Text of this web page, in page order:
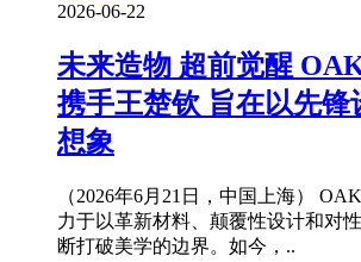
2026-06-22
未来造物 超前觉醒
携手王楚钦 旨在以先锋
想象
（2026年6月21日，中国上海）
力于以革新材料、颠覆性设计和对
断打破美学的边界。如今，..